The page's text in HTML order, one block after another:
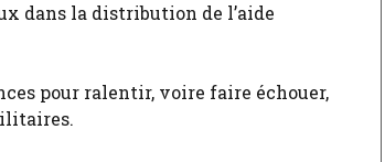
dans la distribution de l’aide
pour ralentir, voire faire échouer,